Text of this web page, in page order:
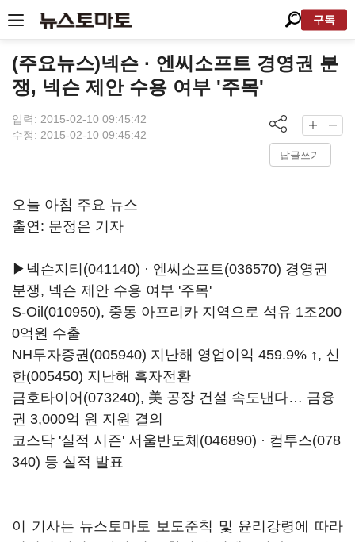
구독
(주요뉴스)넥슨 · 엔씨소프트 경영권 분
쟁, 넥슨 제안 수용 여부 '주목'
입력: 2015-02-10 09:45:42
수정: 2015-02-10 09:45:42
답글쓰기
오늘 아침 주요 뉴스
출연: 문정은 기자
▶ 넥슨지티(041140) · 엔씨소프트(036570) 경영권
분쟁, 넥슨 제안 수용 여부 '주목'
S-Oil(010950), 중동 아프리카 지역으로 석유 1조200
0억원 수출
NH투자증권(005940) 지난해 영업이익 459.9% ↑, 신
한(005450) 지난해 흑자전환
금호타이어(073240), 美 공장 건설 속도낸다… 금융
권 3,000억 원 지원 결의
코스닥 '실적 시즌' 서울반도체(046890) · 컴투스(078
340) 등 실적 발표
이 기사는 뉴스토마토 보도준칙 및 윤리강령에 따라